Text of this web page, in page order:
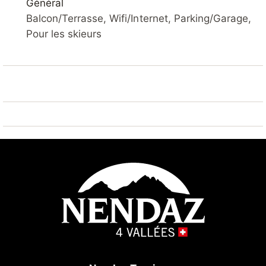
de renommée sont facilement accessibles: Tracouet
Nendaz 4 Vallées 600 m. Région de randonnées:
Général
Balcon/Terrasse, Wifi/Internet, Parking/Garage,
Pour les skieurs